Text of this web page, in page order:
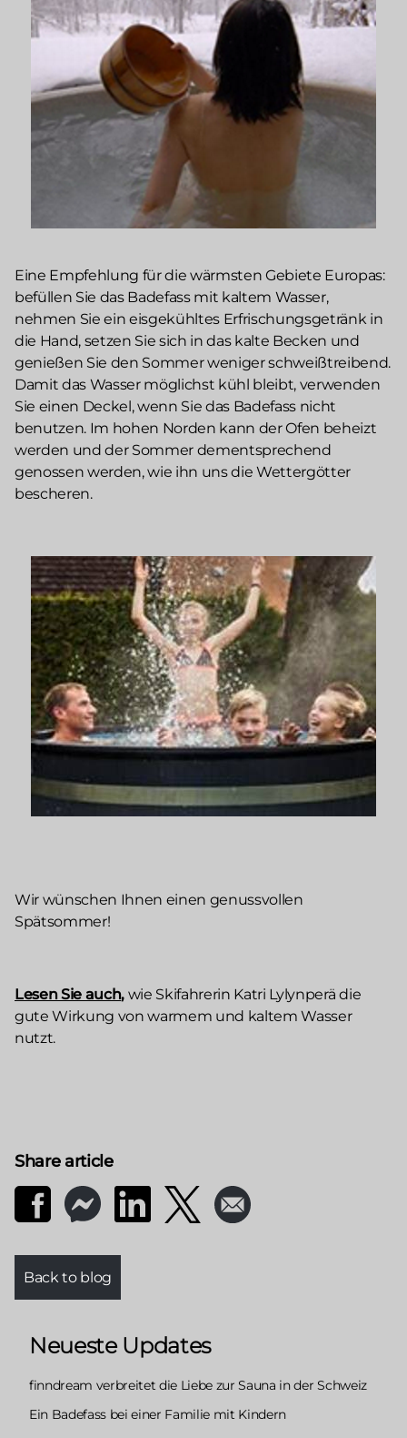
Eine Empfehlung für die wärmsten Gebiete Europas:
befüllen Sie das Badefass mit kaltem Wasser,
nehmen Sie ein eisgekühltes Erfrischungsgetränk in
die Hand, setzen Sie sich in das kalte Becken und
genießen Sie den Sommer weniger schweißtreibend.
Damit das Wasser möglichst kühl bleibt, verwenden
Sie einen Deckel, wenn Sie das Badefass nicht
benutzen. Im hohen Norden kann der Ofen beheizt
werden und der Sommer dementsprechend
genossen werden, wie ihn uns die Wettergötter
bescheren.
Wir wünschen Ihnen einen genussvollen
Spätsommer!
Lesen Sie auch, wie Skifahrerin Katri Lylynperä die
gute Wirkung von warmem und kaltem Wasser
nutzt.
Share article
Back to blog
Neueste Updates
finndream verbreitet die Liebe zur Sauna in der Schweiz
Ein Badefass bei einer Familie mit Kindern